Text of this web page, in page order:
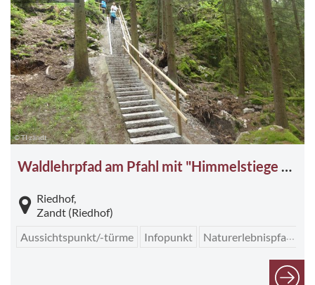
© TI zandt
Waldlehrpfad am Pfahl mit "Himmelstiege zum Pfahlfelsen""
Riedhof,
Zandt (Riedhof)
Aussichtspunkt/-türme
Infopunkt Naturerlebnispfad